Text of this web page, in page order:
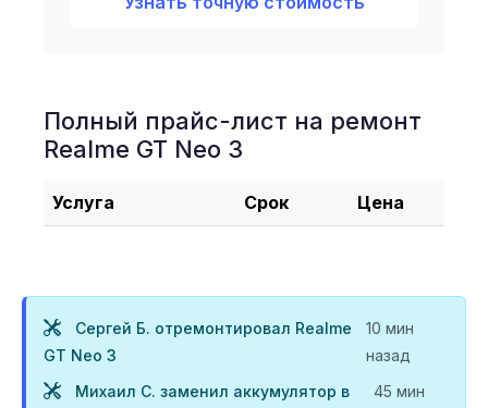
Полный прайс-лист на ремонт
Realme GT Neo 3
Услуга Срок Цена
Сергей Б. отремонтировал Realme
GT Neo 3
10 мин
назад
Михаил С. заменил аккумулятор в
45 мин